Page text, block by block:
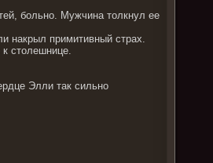
больно. Мужчина толкнул ее
накрыл примитивный страх.
столешнице.
Элли так сильно